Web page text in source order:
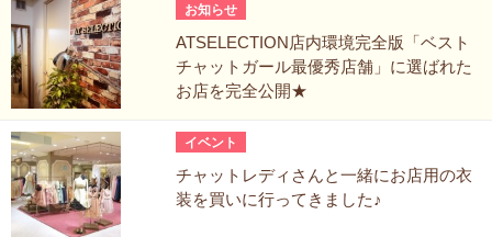
お知らせ
ATSELECTION店内環境完全版「ベスト
チャットガール最優秀店舗」に選ばれた
お店を完全公開★
イベント
チャットレディさんと一緒にお店用の衣
装を買いに行ってきました♪